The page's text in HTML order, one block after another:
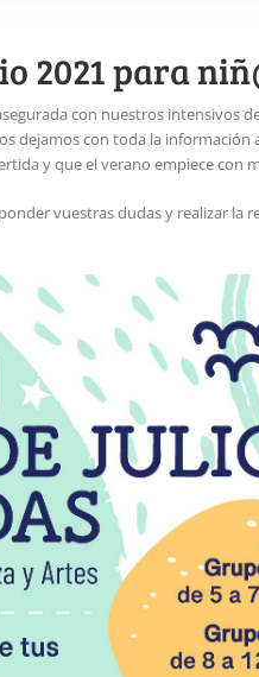
2021 para
con nuestros intensivos
dejamos con toda la información
y que el verano empiece con
vuestras dudas y realizar la